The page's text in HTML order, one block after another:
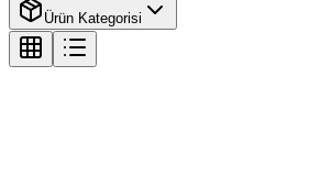
Ürün Kategorisi